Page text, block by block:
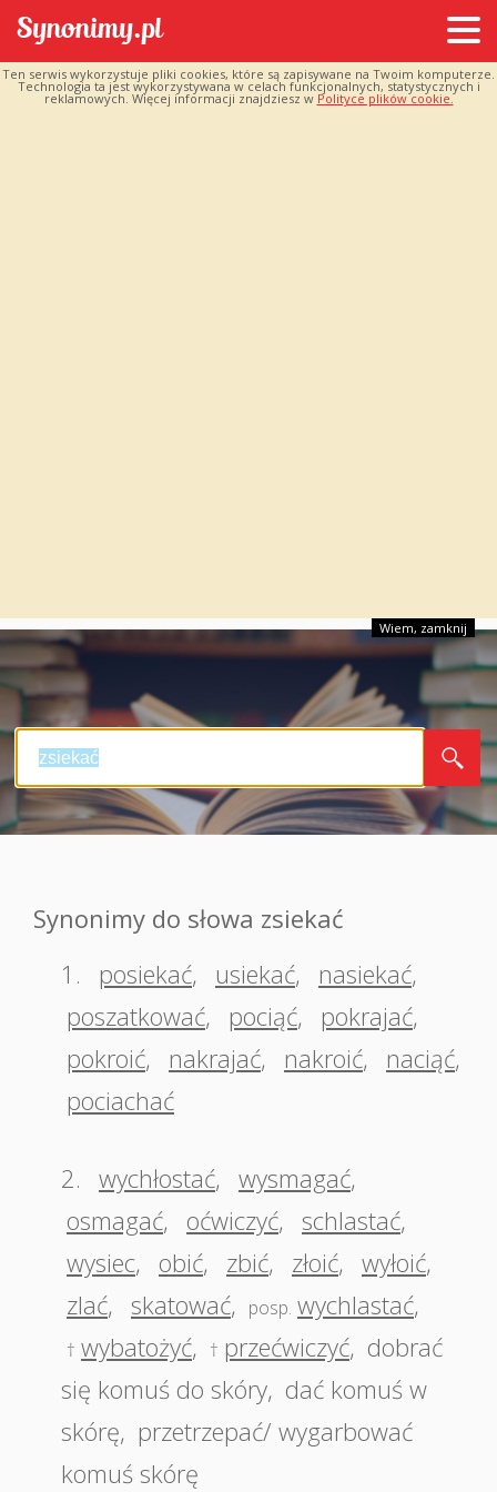
Ten serwis wykorzystuje pliki cookies, które są zapisywane na Twoim komputerze.
Technologia ta jest wykorzystywana w celach funkcjonalnych, statystycznych i
reklamowych. Więcej informacji znajdziesz w Polityce plików cookie.
Wiem, zamknij
Synonimy do słowa zsiekać
1.
posiekać, usiekać, nasiekać,
poszatkować, pociąć, pokrajać,
pokroić, nakrajać, nakroić, naciąć,
pociachać
2. wychłostać, wysmagać,
osmagać, oćwiczyć, schlastać,
wysiec, obić, zbić, złoić, wyłoić,
zlać, skatować, posp. wychlastać,
† wybatożyć, † przećwiczyć, dobrać
się komuś do skóry, dać komuś w
skórę, przetrzepać/ wygarbować
komuś skórę